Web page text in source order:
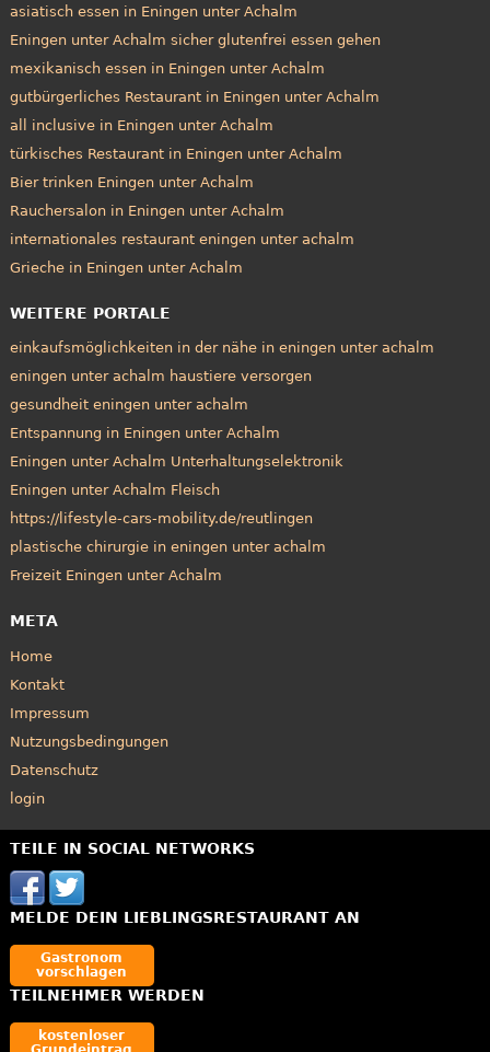
asiatisch essen in Eningen unter Achalm
Eningen unter Achalm sicher glutenfrei essen gehen
mexikanisch essen in Eningen unter Achalm
gutbürgerliches Restaurant in Eningen unter Achalm
all inclusive in Eningen unter Achalm
türkisches Restaurant in Eningen unter Achalm
Bier trinken Eningen unter Achalm
Rauchersalon in Eningen unter Achalm
internationales restaurant eningen unter achalm
Grieche in Eningen unter Achalm
WEITERE PORTALE
einkaufsmöglichkeiten in der nähe in eningen unter achalm
eningen unter achalm haustiere versorgen
gesundheit eningen unter achalm
Entspannung in Eningen unter Achalm
Eningen unter Achalm Unterhaltungselektronik
Eningen unter Achalm Fleisch
https://lifestyle-cars-mobility.de/reutlingen
plastische chirurgie in eningen unter achalm
Freizeit Eningen unter Achalm
META
Home
Kontakt
Impressum
Nutzungsbedingungen
Datenschutz
login
TEILE IN SOCIAL NETWORKS
MELDE DEIN LIEBLINGSRESTAURANT AN
Gastronom
vorschlagen
TEILNEHMER WERDEN
kostenloser